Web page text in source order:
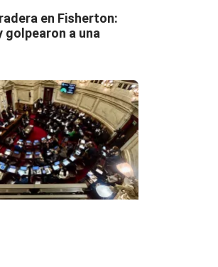
en Fisherton:
golpearon a una